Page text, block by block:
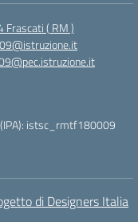
( RM )
(IPA): istsc_rmtf180009
di Designers Italia